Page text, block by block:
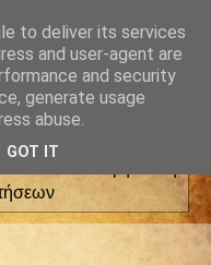
to deliver its services
and user-agent are
and security
generate usage
abuse.
GOT IT